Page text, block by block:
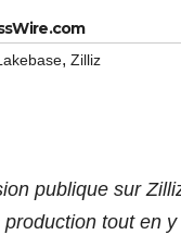
, Zilliz
publique sur
tout en